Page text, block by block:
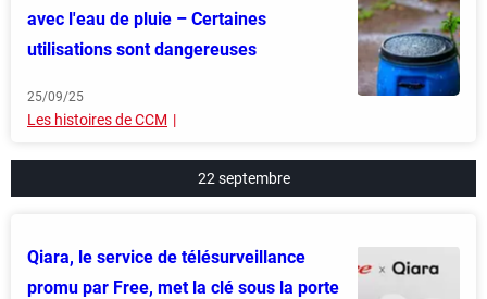
avec l'eau de pluie – Certaines
utilisations sont dangereuses
25/09/25
Les histoires de CCM
22 septembre
Qiara, le service de télésurveillance
promu par Free, met la clé sous la porte